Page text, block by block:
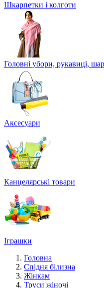
Шкарпетки і колготи
Головні убори, рукавиці,
Аксесуари
Канцелярські товари
Іграшки
Головна
Спідня білизна
Жінкам
Труси жіночі